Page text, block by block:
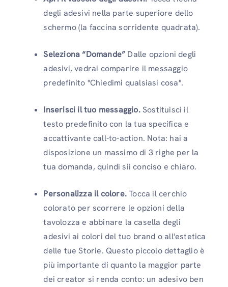
degli adesivi nella parte superiore dello
schermo (la faccina sorridente quadrata).
Seleziona “Domande” Dalle opzioni degli
adesivi, vedrai comparire il messaggio
predefinito "Chiedimi qualsiasi cosa".
Inserisci il tuo messaggio.Sostituisci il
testo predefinito con la tua specifica e
accattivante call-to-action. Nota: hai a
disposizione un massimo di 3 righe per la
tua domanda, quindi sii conciso e chiaro.
Personalizza il colore.Tocca il cerchio
colorato per scorrere le opzioni della
tavolozza e abbinare la casella degli
adesivi ai colori del tuo brand o all'estetica
delle tue Storie. Questo piccolo dettaglio è
più importante di quanto la maggior parte
dei creator si renda conto: un adesivo ben